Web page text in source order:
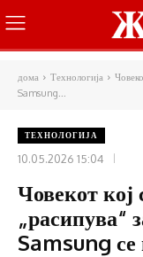
дома Технологија
Samsung...
ТЕХНОЛОГИЈА
10.05.2026 15:04
Човекот кој
„расипува“
Samsung се